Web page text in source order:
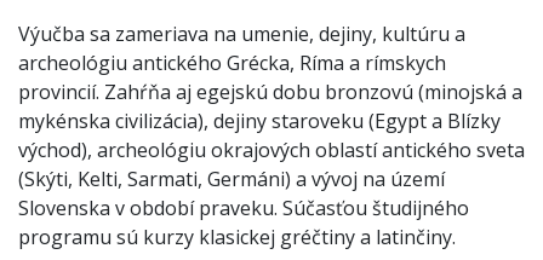
Výučba sa zameriava na umenie, dejiny, kultúru a
archeológiu antického Grécka, Ríma a rímskych
provincií. Zahŕňa aj egejskú dobu bronzovú (minojská a
mykénska civilizácia), dejiny staroveku (Egypt a Blízky
východ), archeológiu okrajových oblastí antického sveta
(Skýti, Kelti, Sarmati, Germáni) a vývoj na území
Slovenska v období praveku. Súčasťou študijného
programu sú kurzy klasickej gréčtiny a latinčiny.